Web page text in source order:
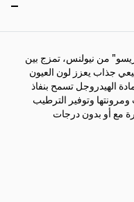
من نيولنس، تمزج بين
جذاب يعزز لون العيون
الهيدروجل تسمح بنفاذ
وتوفير الترطيب
مع أو بدون درجات